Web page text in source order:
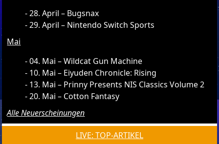
28. April – Bugsnax
29. April – Nintendo Switch Sports
Mai
04. Mai – Wildcat Gun Machine
10. Mai – Eiyuden Chronicle: Rising
13. Mai – Prinny Presents NIS Classics Volume 2
20. Mai – Cotton Fantasy
Alle Neuerscheinungen
LIVE: TOP-ARTIKEL